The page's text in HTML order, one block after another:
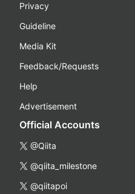
Privacy
Guideline
Media Kit
Feedback/Requests
Help
Advertisement
Official Accounts
@Qiita
@qiita_milestone
@qiitapoi